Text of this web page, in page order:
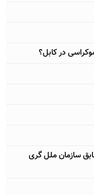
در کابل؟
سازمان ملل گری